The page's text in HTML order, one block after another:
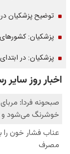
توضیح پزشکیان
پزشکیان:
پزشکیان: در